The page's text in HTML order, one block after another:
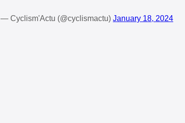
— Cyclism'Actu (@cyclismactu) January 18, 2024